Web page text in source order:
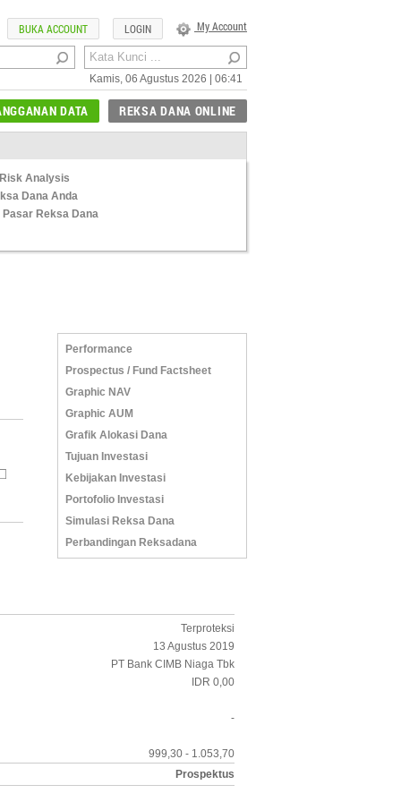
Kamis, 06 Agustus 2026 | 06:41
My Account
LOGIN
BUKA ACCOUNT
REKSA DANA ONLINE
DATA
Analysis
Dana Anda
Pasar Reksa Dana
Performance
Prospectus / Fund Factsheet
Graphic NAV
Graphic AUM
Grafik Alokasi Dana
Tujuan Investasi
Kebijakan Investasi
Portofolio Investasi
Simulasi Reksa Dana
Perbandingan Reksadana
Terproteksi
13 Agustus 2019
PT Bank CIMB Niaga Tbk
IDR 0,00
-
999,30 - 1.053,70
Prospektus